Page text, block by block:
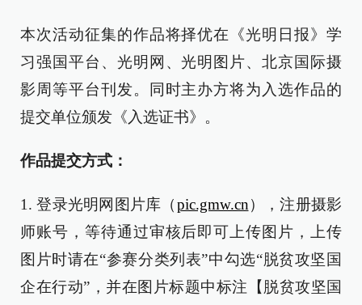
本次活动征集的作品将择优在《光明日报》学
习强国平台、光明网、光明图片、北京国际摄
影周等平台刊发。同时主办方将为入选作品的
提交单位颁发《入选证书》。
作品提交方式：
1. 登录光明网图片库（pic.gmw.cn），注册摄影
师账号，等待通过审核后即可上传图片，上传
图片时请在“参赛分类列表”中勾选“脱贫攻坚国
企在行动”，并在图片标题中标注【脱贫攻坚国